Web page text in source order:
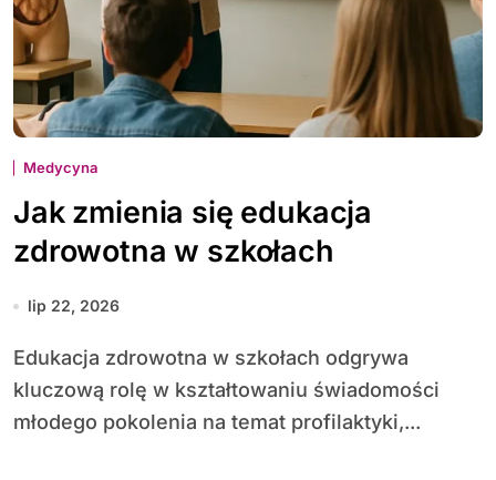
Medycyna
Jak zmienia się edukacja
zdrowotna w szkołach
lip 22, 2026
Edu­kacja zdrowotna w szkołach odgrywa
kluczową rolę w kształtowaniu świadomości
młodego pokolenia na temat profilaktyki,...